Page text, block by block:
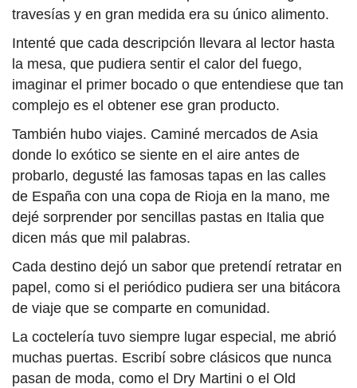
travesías y en gran medida era su único alimento.
Intenté que cada descripción llevara al lector hasta
la mesa, que pudiera sentir el calor del fuego,
imaginar el primer bocado o que entendiese que tan
complejo es el obtener ese gran producto.
También hubo viajes. Caminé mercados de Asia
donde lo exótico se siente en el aire antes de
probarlo, degusté las famosas tapas en las calles
de España con una copa de Rioja en la mano, me
dejé sorprender por sencillas pastas en Italia que
dicen más que mil palabras.
Cada destino dejó un sabor que pretendí retratar en
papel, como si el periódico pudiera ser una bitácora
de viaje que se comparte en comunidad.
La coctelería tuvo siempre lugar especial, me abrió
muchas puertas. Escribí sobre clásicos que nunca
pasan de moda, como el Dry Martini o el Old